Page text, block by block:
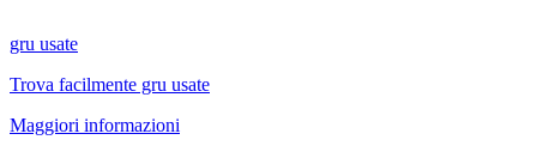
gru usate
Trova facilmente gru usate
Maggiori informazioni